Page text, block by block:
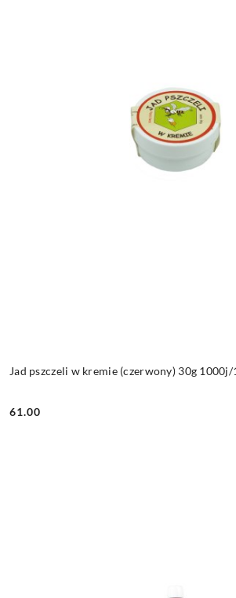
Jad pszczeli w kremie (czerwony) 30g 1000j/
Cena:
61.00